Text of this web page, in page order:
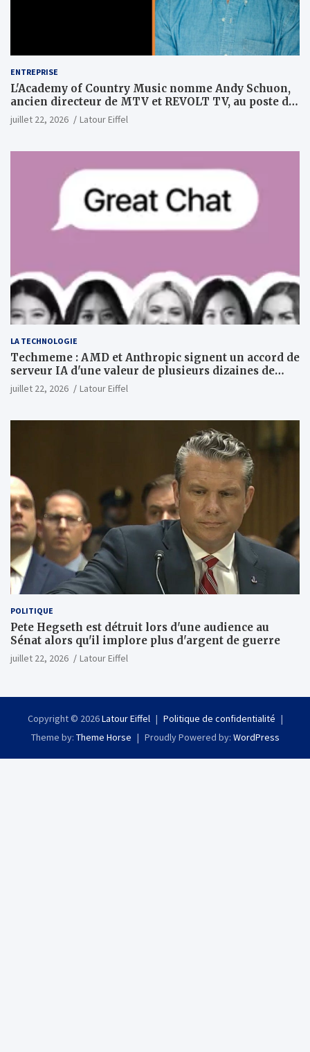
ENTREPRISE
L'Academy of Country Music nomme Andy Schuon,
ancien directeur de MTV et REVOLT TV, au poste de
PDG
juillet 22, 2026 Latour Eiffel
LA TECHNOLOGIE
Techmeme : AMD et Anthropic signent un accord de
serveur IA d'une valeur de plusieurs dizaines de
milliards ; Anthropic achètera jusqu'à 2 GW de puces
MI450 à partir du premier semestre 2027 et AMD
(Wall Street Journal)
juillet 22, 2026 Latour Eiffel
POLITIQUE
Pete Hegseth est détruit lors d'une audience au
Sénat alors qu'il implore plus d'argent de guerre
juillet 22, 2026 Latour Eiffel
Copyright © 2026Latour Eiffel
Politique de confidentialité
Theme by: Theme Horse Proudly Powered by: WordPress